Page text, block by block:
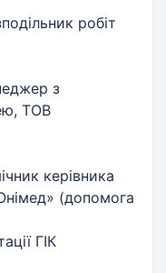
робіт
з
ТОВ
керівника
(допомога
ГІК